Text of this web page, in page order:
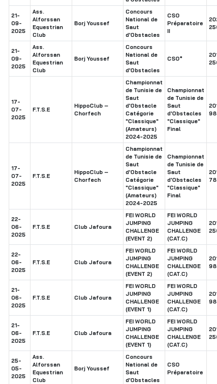
21-
09-
2025
Ass.
Alforssan
Equestrian
Club
Borj Youssef
Concours
National de
Saut
d'Obstacles
CSO
Préparatoire
II
21-
09-
2025
Ass.
Alforssan
Equestrian
Club
Borj Youssef
Concours
National de
Saut
d'Obstacles
CSO*
17-
07-
2025
F.T.S.E
HippoClub –
Chorfech
Championnat
de Tunisie de
Saut
d'Obstacle
Catégorie
"Classique"
(Amateurs)
2024-2025
Championnat
de Tunisie de
Saut
d'Obstacles
"Classique"
Final
17-
07-
2025
F.T.S.E
HippoClub –
Chorfech
Championnat
de Tunisie de
Saut
d'Obstacle
Catégorie
"Classique"
(Amateurs)
2024-2025
Championnat
de Tunisie de
Saut
d'Obstacles
"Classique"
Final
22-
06-
2025
F.T.S.E Club Jafoura
FEI WORLD
JUMPING
CHALLENGE
(EVENT 2)
FEI WORLD
JUMPING
CHALLENGE
(CAT.C)
22-
06-
2025
F.T.S.E Club Jafoura
FEI WORLD
JUMPING
CHALLENGE
(EVENT 2)
FEI WORLD
JUMPING
CHALLENGE
(CAT.C)
21-
06-
2025
F.T.S.E Club Jafoura
FEI WORLD
JUMPING
CHALLENGE
(EVENT 1)
FEI WORLD
JUMPING
CHALLENGE
(CAT.C)
21-
06-
2025
F.T.S.E Club Jafoura
FEI WORLD
JUMPING
CHALLENGE
(EVENT 1)
FEI WORLD
JUMPING
CHALLENGE
(CAT.C)
25-
05-
2025
Ass.
Alforssan
Equestrian
Club
Borj Youssef
Concours
National de
Saut
d'Obstacles
CSO
Préparatoire